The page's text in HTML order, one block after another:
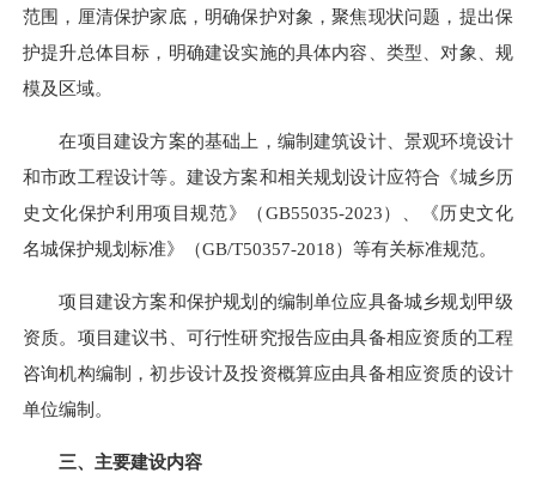
范围，厘清保护家底，明确保护对象，聚焦现状问题，提出保
护提升总体目标，明确建设实施的具体内容、类型、对象、规
模及区域。
在项目建设方案的基础上，编制建筑设计、景观环境设计
和市政工程设计等。建设方案和相关规划设计应符合《城乡历
史文化保护利用项目规范》（GB55035-2023）、《历史文化
名城保护规划标准》（GB/T50357-2018）等有关标准规范。
项目建设方案和保护规划的编制单位应具备城乡规划甲级
资质。项目建议书、可行性研究报告应由具备相应资质的工程
咨询机构编制，初步设计及投资概算应由具备相应资质的设计
单位编制。
三、主要建设内容